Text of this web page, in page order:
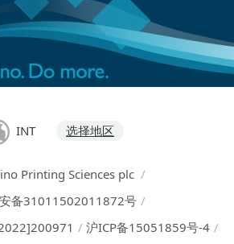
INT 选择地区
Printing Sciences plc /
备31011502011872号 /
/ 沪ICP备15051859号-4 /